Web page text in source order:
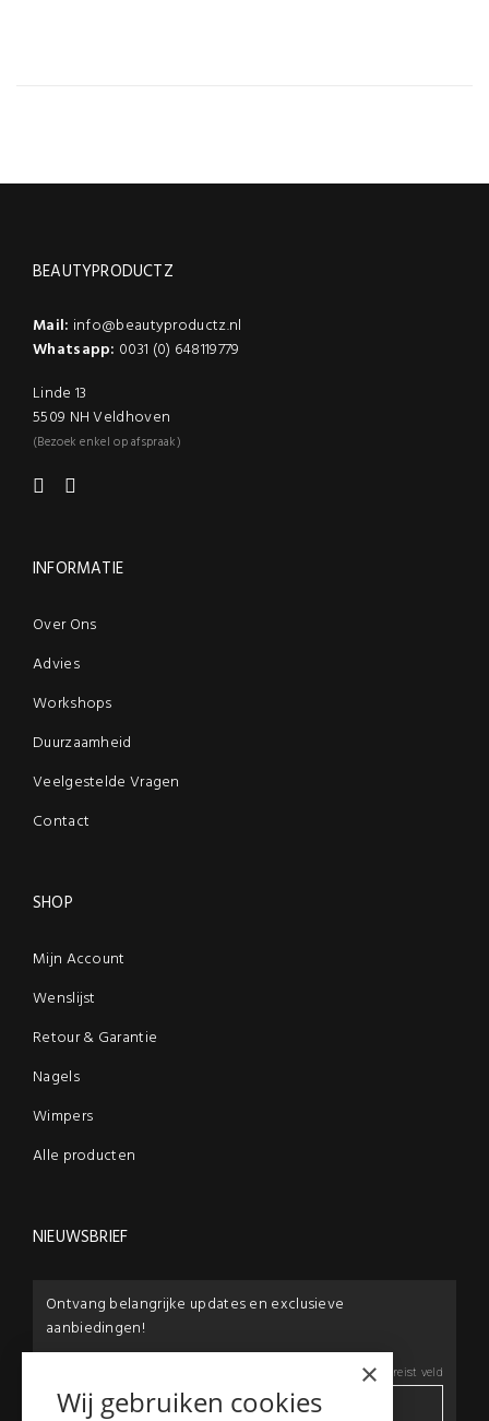
BEAUTYPRODUCTZ
Mail: info@beautyproductz.nl
Whatsapp: 0031 (0) 648119779
Linde 13
5509 NH Veldhoven
(Bezoek enkel op afspraak)
INFORMATIE
Over Ons
Advies
Workshops
Duurzaamheid
Veelgestelde Vragen
Contact
SHOP
Mijn Account
Wenslijst
Retour & Garantie
Nagels
Wimpers
Alle producten
NIEUWSBRIEF
Ontvang belangrijke updates en exclusieve
aanbiedingen!
*Vereist veld
×
Wij gebruiken cookies